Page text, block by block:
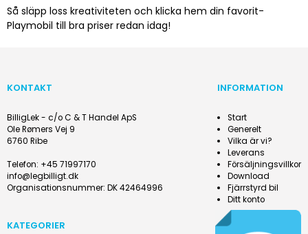
Så släpp loss kreativiteten och klicka hem din favorit-
Playmobil till bra priser redan idag!
KONTAKT
BilligLek - c/o C & T Handel ApS
Ole Rømers Vej 9
6760 Ribe
Telefon: +45 71997170
info@legbilligt.dk
Organisationsnummer: DK 42464996
INFORMATION
Start
Generelt
Vilka är vi?
Leverans
Försäljningsvillkor
Download
Fjärrstyrd bil
Ditt konto
KATEGORIER